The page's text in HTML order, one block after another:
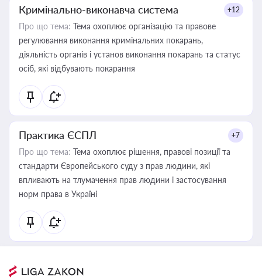
Кримінально-виконавча система +12
Про що тема: Тема охоплює організацію та правове
регулювання виконання кримінальних покарань,
діяльність органів і установ виконання покарань та статус
осіб, які відбувають покарання
Практика ЄСПЛ +7
Про що тема: Тема охоплює рішення, правові позиції та
стандарти Європейського суду з прав людини, які
впливають на тлумачення прав людини і застосування
норм права в Україні